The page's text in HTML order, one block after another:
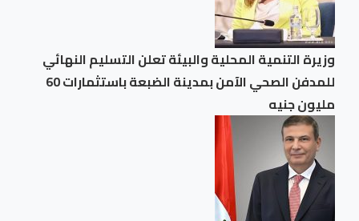
وزيرة التنمية المحلية والبيئة تعلن التسليم النهائي
للمدفن الصحي الآمن بمدينة الضبعة باستثمارات 60
مليون جنيه